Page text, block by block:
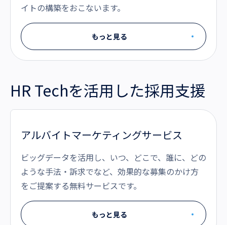
イトの構築をおこないます。
もっと見る
HR Techを活用した採用支援
アルバイトマーケティングサービス
ビッグデータを活用し、いつ、どこで、誰に、どの
ような手法・訴求でなど、効果的な募集のかけ方
をご提案する無料サービスです。
もっと見る